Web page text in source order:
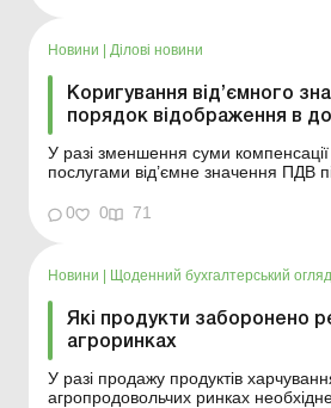
транспортного ...
Новини Ділові новини
Коригування від’ємного
порядок відображення в
У разі зменшення суми
послугами від’ємне значення ПДВ
звітному періоді та
0 0 71
Новини | Щоденний бухгалтерський огляд
Які продукти заборонено
агроринках
У разі продажу продуктів
агропродовольчих ринках